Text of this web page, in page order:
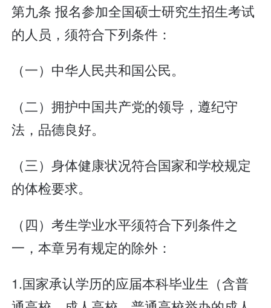
第九条 报名参加全国硕士研究生招生考试
的人员，须符合下列条件：
（一）中华人民共和国公民。
（二）拥护中国共产党的领导，遵纪守
法，品德良好。
（三）身体健康状况符合国家和学校规定
的体检要求。
（四）考生学业水平须符合下列条件之
一，本章另有规定的除外：
1.国家承认学历的应届本科毕业生（含普